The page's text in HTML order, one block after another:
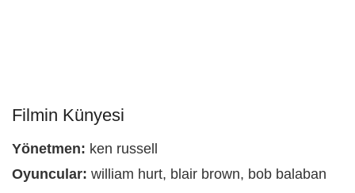
Filmin Künyesi
Yönetmen: ken russell
Oyuncular: william hurt, blair brown, bob balaban